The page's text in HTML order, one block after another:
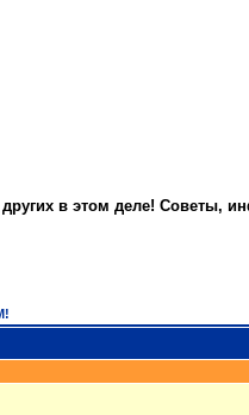
в этом деле! Советы,